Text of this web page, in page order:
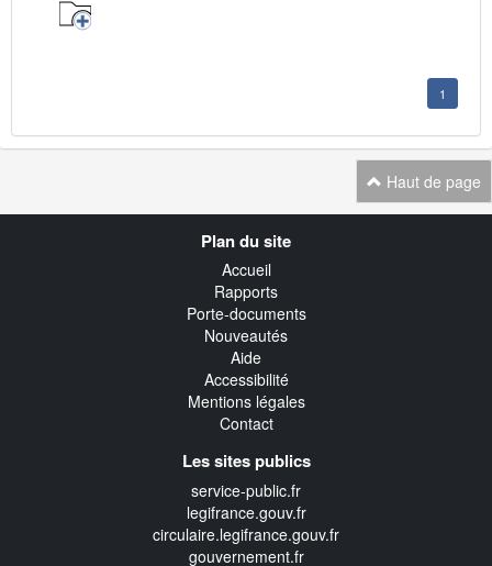
1
Haut de page
Plan du site
Accueil
Rapports
Porte-documents
Nouveautés
Aide
Accessibilité
Mentions légales
Contact
Les sites publics
service-public.fr
legifrance.gouv.fr
circulaire.legifrance.gouv.fr
gouvernement.fr